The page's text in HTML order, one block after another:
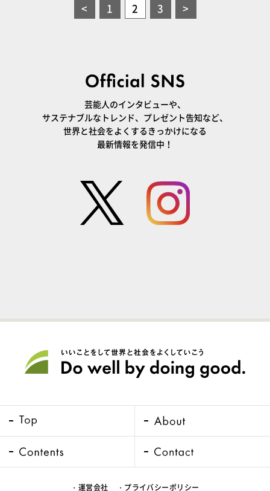
< 1 2 3 >
芸能人のインタビューや、
サステナブルなトレンド、プレゼント告知など、
世界と社会をよくするきっかけになる
最新情報を発信中！
・運営会社 ・プライバシーポリシー